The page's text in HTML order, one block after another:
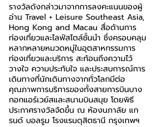
รางวัลดังกล่าวมาจากการลงคะแนนของผู้
อ่าน Travel + Leisure Southeast Asia,
Hong Kong and Macau สื่อด้านการ
ท่องเที่ยวและไลฟ์สไตล์ชั้นนำ ซึ่งครอบคลุม
หลากหลายหมวดหมู่ในอุตสาหกรรมการ
ท่องเที่ยวและบริการ สะท้อนถึงความไว้
วางใจ ความประทับใจ และประสบการณ์การ
เดินทางที่นักเดินทางจากทั่วโลกมีต่อ
คุณภาพการบริการของทั้งสายการบินบาง
กอกแอร์เวย์สและสนามบินสมุย โดยพิธี
ประกาศรางวัลจัดขึ้น ณ ห้องนภาลัย แก
รนด์ บอลรูม โรงแรมดุสิตธานี กรุงเทพฯ